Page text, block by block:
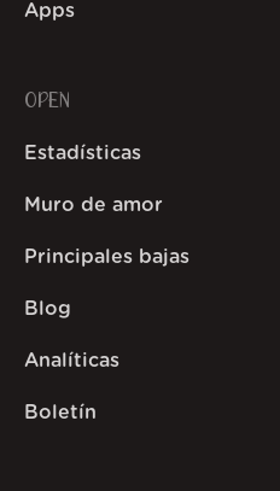
Apps
OPEN
Estadísticas
Muro de amor
Principales bajas
Blog
Analíticas
Boletín